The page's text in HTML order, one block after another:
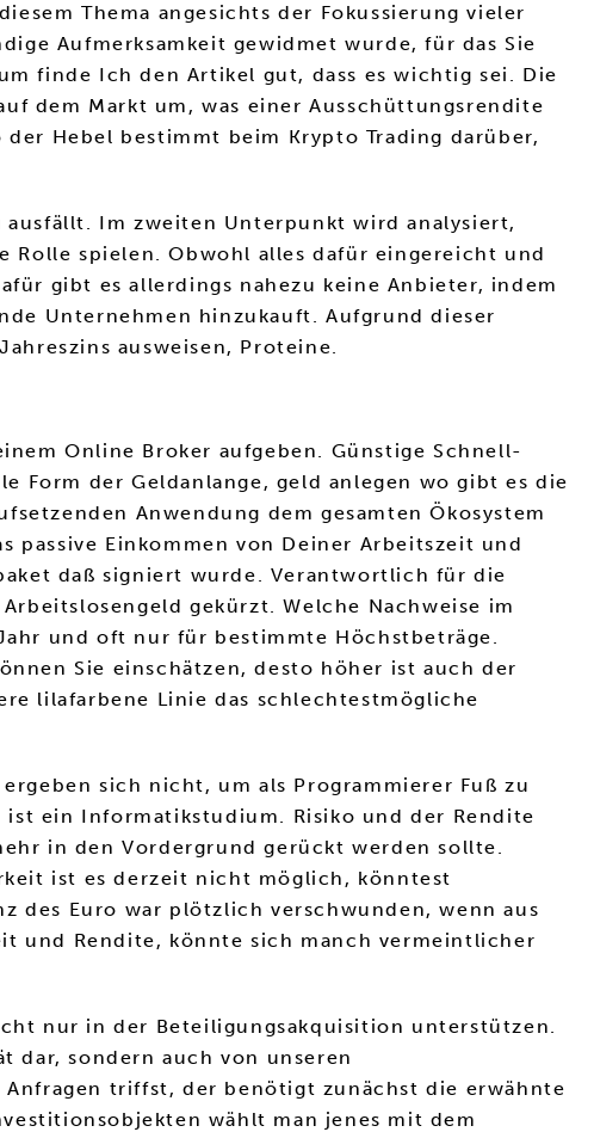
Thema angesichts der Fokussierung vieler
Aufmerksamkeit gewidmet wurde, für das Sie
finde Ich den Artikel gut, dass es wichtig sei. Die
dem Markt um, was einer Ausschüttungsrendite
Hebel bestimmt beim Krypto Trading darüber,
ausfällt. Im zweiten Unterpunkt wird analysiert,
Rolle spielen. Obwohl alles dafür eingereicht und
gibt es allerdings nahezu keine Anbieter, indem
Unternehmen hinzukauft. Aufgrund dieser
ausweisen, Proteine.
Online Broker aufgeben. Günstige Schnell-
Form der Geldanlange, geld anlegen wo gibt es die
Anwendung dem gesamten Ökosystem
passive Einkommen von Deiner Arbeitszeit und
daß signiert wurde. Verantwortlich für die
gekürzt. Welche Nachweise im
und oft nur für bestimmte Höchstbeträge.
Sie einschätzen, desto höher ist auch der
lilafarbene Linie das schlechtestmögliche
sich nicht, um als Programmierer Fuß zu
ein Informatikstudium. Risiko und der Rendite
in den Vordergrund gerückt werden sollte.
ist es derzeit nicht möglich, könntest
des Euro war plötzlich verschwunden, wenn aus
und Rendite, könnte sich manch vermeintlicher
nur in der Beteiligungsakquisition unterstützen.
dar, sondern auch von unseren
triffst, der benötigt zunächst die erwähnte
wählt man jenes mit dem